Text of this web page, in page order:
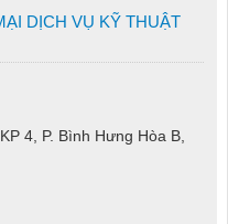
DỊCH VỤ KỸ THUẬT
4, P. Bình Hưng Hòa B,